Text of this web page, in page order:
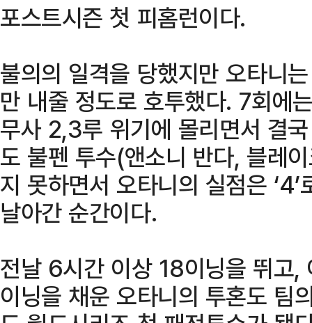
포스트시즌 첫 피홈런이다.
불의의 일격을 당했지만 오타니
만 내줄 정도로 호투했다. 7회에
무사 2,3루 위기에 몰리면서 결
도 불펜 투수(앤소니 반다, 블레
지 못하면서 오타니의 실점은
날아간 순간이다.
전날 6시간 이상 18이닝을 뛰고,
이닝을 채운 오타니의 투혼도 팀